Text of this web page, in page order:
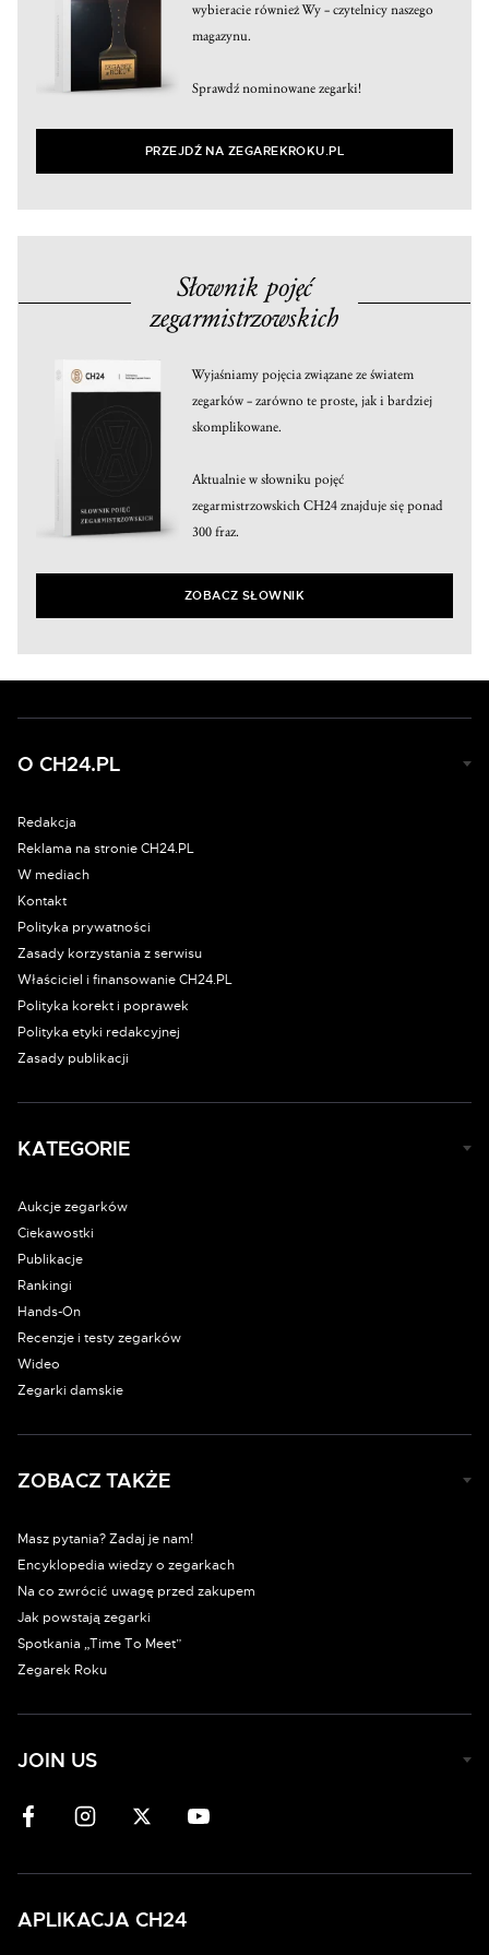
wybieracie również Wy – czytelnicy naszego
magazynu.
Sprawdź nominowane zegarki!
PRZEJDŹ NA ZEGAREKROKU.PL
Słownik pojęć
zegarmistrzowskich
Wyjaśniamy pojęcia związane ze światem
zegarków – zarówno te proste, jak i bardziej
skomplikowane.
Aktualnie w słowniku pojęć
zegarmistrzowskich CH24 znajduje się ponad
300 fraz.
ZOBACZ SŁOWNIK
O CH24.PL
Redakcja
Reklama na stronie CH24.PL
W mediach
Kontakt
Polityka prywatności
Zasady korzystania z serwisu
Właściciel i finansowanie CH24.PL
Polityka korekt i poprawek
Polityka etyki redakcyjnej
Zasady publikacji
KATEGORIE
Aukcje zegarków
Ciekawostki
Publikacje
Rankingi
Hands-On
Recenzje i testy zegarków
Wideo
Zegarki damskie
ZOBACZ TAKŻE
Masz pytania? Zadaj je nam!
Encyklopedia wiedzy o zegarkach
Na co zwrócić uwagę przed zakupem
Jak powstają zegarki
Spotkania „Time To Meet”
Zegarek Roku
JOIN US
APLIKACJA CH24